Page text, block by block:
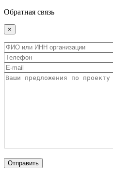
Обратная связь
×